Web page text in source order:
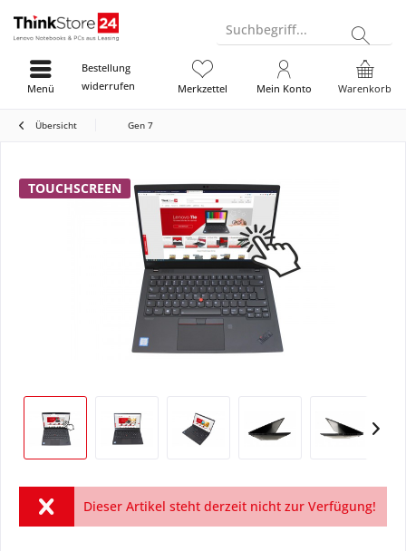
Suchbegriff...
Bestellung
widerrufen
Warenkorb
Merkzettel Mein Konto
Menü
Übersicht Gen 7
TOUCHSCREEN
Dieser Artikel steht derzeit nicht zur Verfügung!